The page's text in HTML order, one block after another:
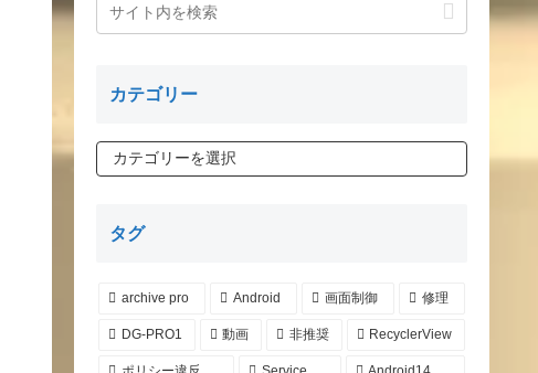
カテゴリー
タグ
archive pro Android 画面制御 修理
DG-PRO1 動画 非推奨 RecyclerView